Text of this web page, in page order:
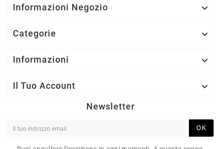
Informazioni Negozio 
Categorie 
Informazioni 
Il Tuo Account 
Newsletter
OK